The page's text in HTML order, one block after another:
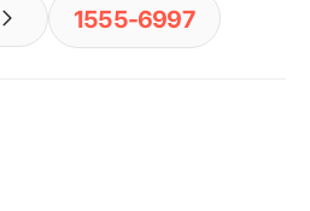
1555-6997